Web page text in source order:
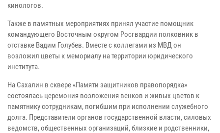
кинологов.
Также в памятных мероприятиях принял участие помощник
командующего Восточным округом Росгвардии полковник в
отставке Вадим Голубев. Вместе с коллегами из МВД он
возложил цветы к мемориалу на территории юридического
института.
На Сахалин в сквере «Памяти защитников правопорядка»
состоялась церемония возложения венков и живых цветов к
памятнику сотрудникам, погибшим при исполнении служебного
долга. Представители органов государственной власти, силовых
ведомств, общественных организаций, близкие и родственники,